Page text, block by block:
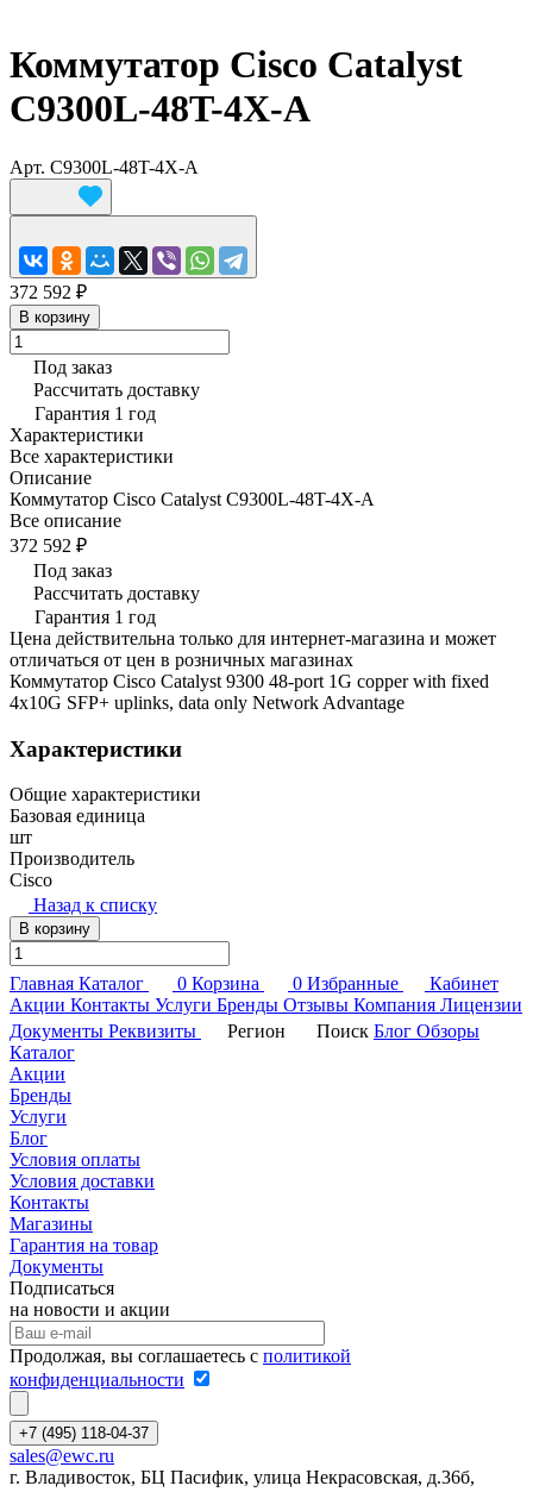
Коммутатор Cisco Catalyst
C9300L-48T-4X-A
Арт. C9300L-48T-4X-A
372 592 ₽
В корзину
Под заказ
Рассчитать доставку
Гарантия 1 год
Характеристики
Все характеристики
Описание
Коммутатор Cisco Catalyst C9300L-48T-4X-A
Все описание
372 592 ₽
Под заказ
Рассчитать доставку
Гарантия 1 год
Цена действительна только для интернет-магазина и может
отличаться от цен в розничных магазинах
Коммутатор Cisco Catalyst 9300 48-port 1G copper with fixed
4x10G SFP+ uplinks, data only Network Advantage
Характеристики
Общие характеристики
Базовая единица
шт
Производитель
Cisco
Назад к списку
В корзину
Главная Каталог 0 Корзина 0 Избранные
Кабинет
Акции Контакты Услуги Бренды Отзывы Компания Лицензии
Документы Реквизиты Регион Поиск Блог Обзоры
Каталог
Акции
Бренды
Услуги
Блог
Условия оплаты
Условия доставки
Контакты
Магазины
Гарантия на товар
Документы
Подписаться
на новости и акции
Продолжая, вы соглашаетесь с политикой
конфиденциальности
+7 (495) 118-04-37
sales@ewc.ru
г. Владивосток, БЦ Пасифик, улица Некрасовская, д.36б,